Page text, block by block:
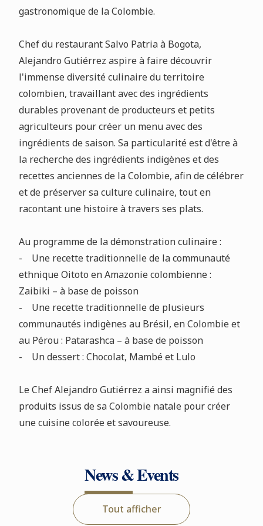
gastronomique de la Colombie.
Chef du restaurant Salvo Patria à Bogota,
Alejandro Gutiérrez aspire à faire découvrir
l'immense diversité culinaire du territoire
colombien, travaillant avec des ingrédients
durables provenant de producteurs et petits
agriculteurs pour créer un menu avec des
ingrédients de saison. Sa particularité est d'être à
la recherche des ingrédients indigènes et des
recettes anciennes de la Colombie, afin de célébrer
et de préserver sa culture culinaire, tout en
racontant une histoire à travers ses plats.
Au programme de la démonstration culinaire :
- Une recette traditionnelle de la communauté
ethnique Oitoto en Amazonie colombienne :
Zaibiki – à base de poisson
- Une recette traditionnelle de plusieurs
communautés indigènes au Brésil, en Colombie et
au Pérou : Patarashca – à base de poisson
- Un dessert : Chocolat, Mambé et Lulo
Le Chef Alejandro Gutiérrez a ainsi magnifié des
produits issus de sa Colombie natale pour créer
une cuisine colorée et savoureuse.
News & Events
Tout afficher